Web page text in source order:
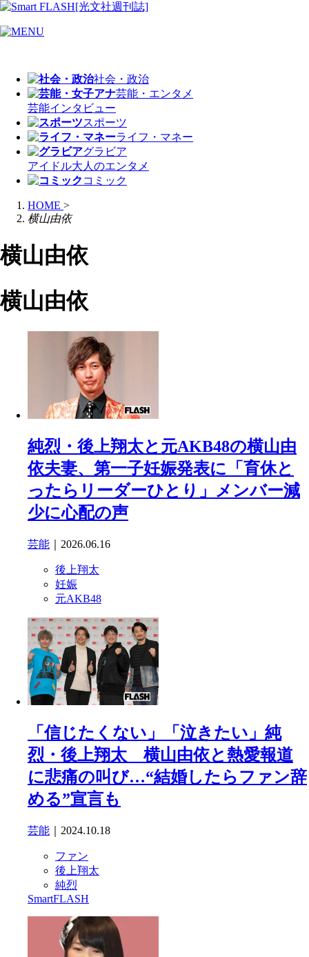
社会・政治
芸能・エンタメ
芸能インタビュー
スポーツ
ライフ・マネー
グラビア
アイドル大人のエンタメ
コミック
HOME >
横山由依
横山由依
横山由依
純烈・後上翔太と元AKB48の横山由
依夫妻、第一子妊娠発表に「育休と
ったらリーダーひとり」メンバー減
少に心配の声
芸能 ｜2026.06.16
後上翔太
妊娠
元AKB48
「信じたくない」「泣きたい」純
烈・後上翔太 横山由依と熱愛報道
に悲痛の叫び…“結婚したらファン辞
める”宣言も
芸能 ｜2024.10.18
ファン
後上翔太
純烈
SmartFLASH